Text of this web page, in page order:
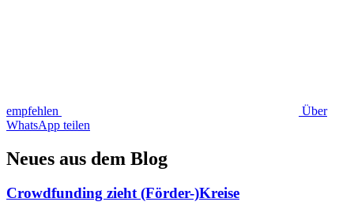
empfehlen
Über
WhatsApp teilen
Neues aus dem Blog
Crowdfunding zieht (Förder-)Kreise